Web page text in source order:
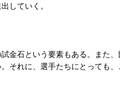
していく。
金石という要素もある。また
それに、選手たちにとっても